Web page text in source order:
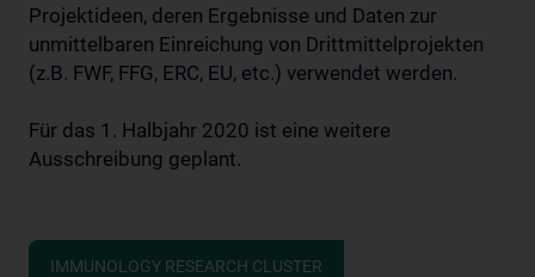
Projektideen, deren Ergebnisse und Daten zur
unmittelbaren Einreichung von Drittmittelprojekten
(z.B. FWF, FFG, ERC, EU, etc.) verwendet werden.
Für das 1. Halbjahr 2020 ist eine weitere
Ausschreibung geplant.
IMMUNOLOGY RESEARCH CLUSTER